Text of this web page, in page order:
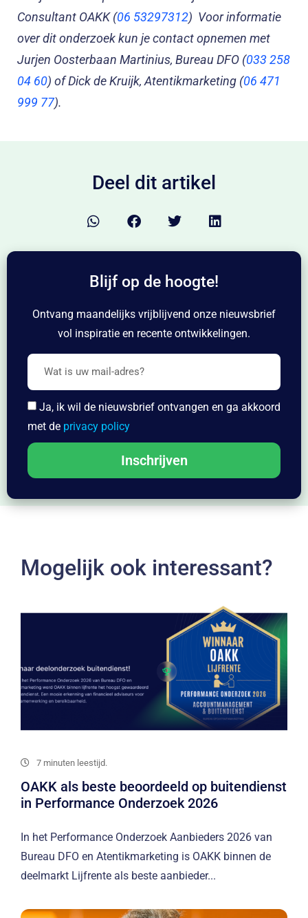
Consultant OAKK (06 53297312) Voor informatie
over dit onderzoek kun je contact opnemen met
Jurjen Oosterbaan Martinius, Bureau DFO (033 258
04 60) of Dick de Kruijk, Atentikmarketing (06 471
999 77).
Deel dit artikel
Blijf op de hoogte!
Ontvang maandelijks vrijblijvend onze nieuwsbrief
vol inspiratie en recente ontwikkelingen.
Ja, ik wil de nieuwsbrief ontvangen en ga akkoord
met de privacy policy
Inschrijven
Mogelijk ook interessant?
7 minuten leestijd.
OAKK als beste beoordeeld op buitendienst
in Performance Onderzoek 2026
In het Performance Onderzoek Aanbieders 2026 van
Bureau DFO en Atentikmarketing is OAKK binnen de
deelmarkt Lijfrente als beste aanbieder...